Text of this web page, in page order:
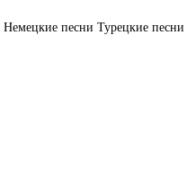
Немецкие песни Турецкие песни